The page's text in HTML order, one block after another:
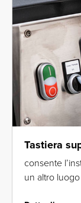
Tastiera
consente
un altro luogo